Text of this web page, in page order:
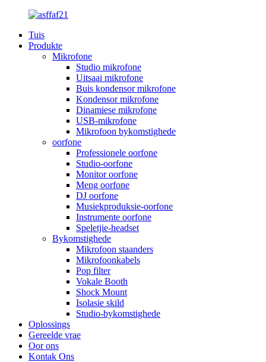
Tuis
Produkte
Mikrofone
Studio mikrofone
Uitsaai mikrofone
Buis kondensor mikrofone
Kondensor mikrofone
Dinamiese mikrofone
USB-mikrofone
Mikrofoon bykomstighede
oorfone
Professionele oorfone
Studio-oorfone
Monitor oorfone
Meng oorfone
DJ oorfone
Musiekproduksie-oorfone
Instrumente oorfone
Speletjie-headset
Bykomstighede
Mikrofoon staanders
Mikrofoonkabels
Pop filter
Vokale Booth
Shock Mount
Isolasie skild
Studio-bykomstighede
Oplossings
Gereelde vrae
Oor ons
Kontak Ons